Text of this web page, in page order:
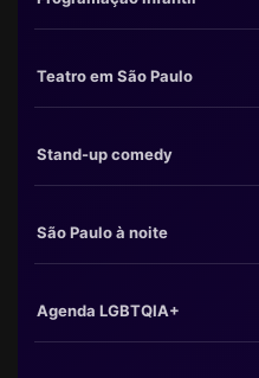
Teatro em São Paulo
Stand-up comedy
São Paulo à noite
Agenda LGBTQIA+